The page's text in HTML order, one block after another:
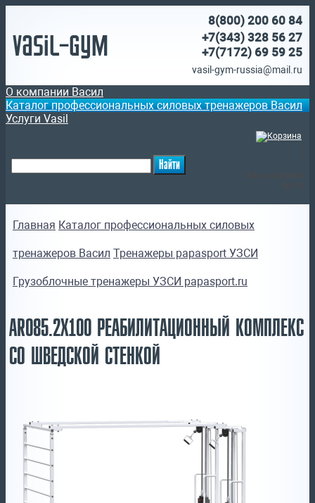
Vasil-Gym
8(800) 200 60 84
+7(343) 328 56 27
+7(7172) 69 59 25
vasil-gym-russia@mail.ru
О компании Васил
Каталог профессиональных силовых тренажеров Васил
Услуги Vasil
Главная Каталог профессиональных силовых
тренажеров Васил Тренажеры papasport УЗСИ
Грузоблочные тренажеры УЗСИ papasport.ru
AR085.2Х100 РЕАБИЛИТАЦИОННЫЙ КОМПЛЕКС
СО ШВЕДСКОЙ СТЕНКОЙ